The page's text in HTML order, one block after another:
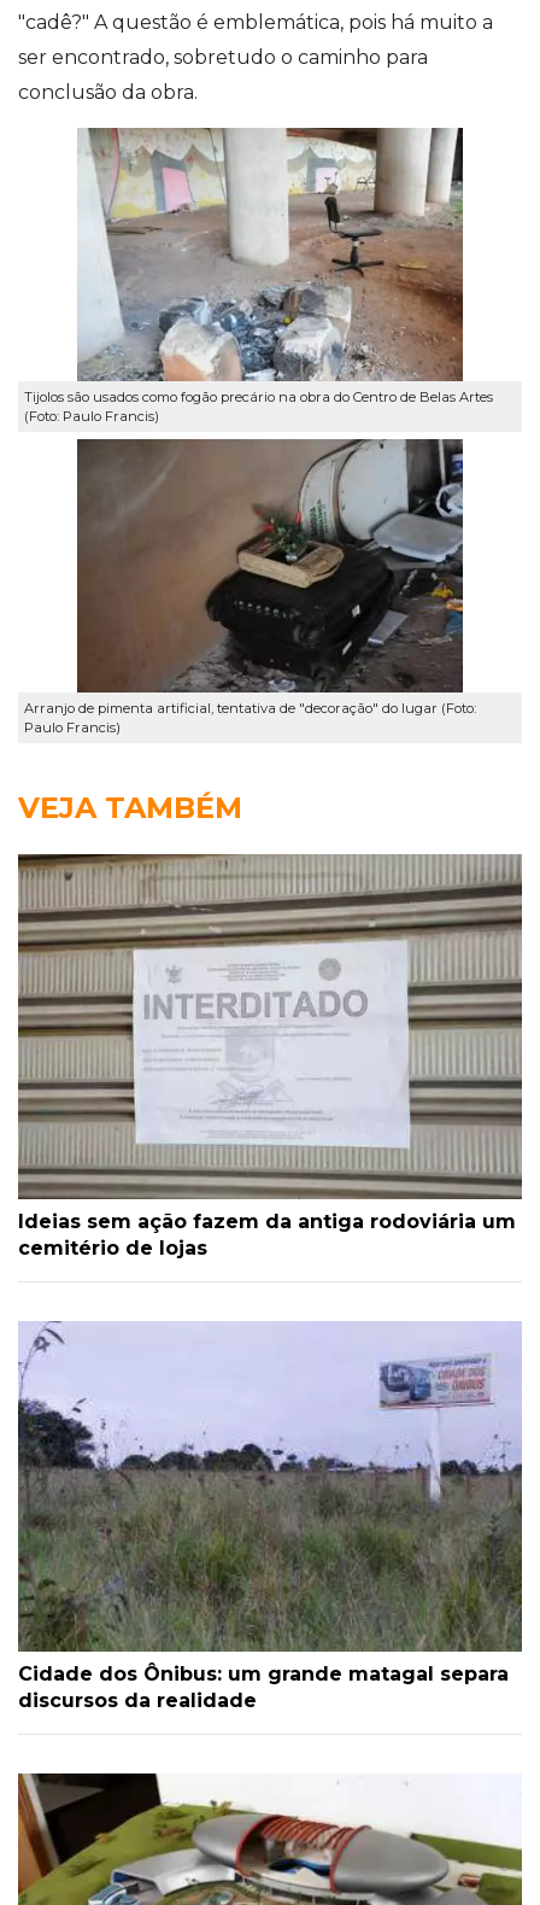
"cadê?" A questão é emblemática, pois há muito a
ser encontrado, sobretudo o caminho para
conclusão da obra.
Tijolos são usados como fogão precário na obra do Centro de Belas Artes
(Foto: Paulo Francis)
Arranjo de pimenta artificial, tentativa de "decoração" do lugar (Foto:
Paulo Francis)
VEJA TAMBÉM
Ideias sem ação fazem da antiga rodoviária um
cemitério de lojas
Cidade dos Ônibus: um grande matagal separa
discursos da realidade